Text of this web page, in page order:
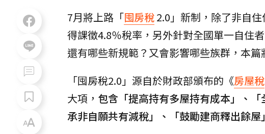
7月將上路「囤房稅2.0」新制，除了非自
得課徵4.8％稅率，另外針對全國單一自住
還有哪些新規範？又會影響哪些族群，本篇
「囤房稅2.0」源自於財政部頒布的《房屋稅
大項， 包含「提高持有多屋持有成本」、
承非自願共有減稅」、「鼓勵建商釋出餘屋